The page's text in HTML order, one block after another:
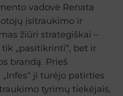
vadovė Renata
įsitraukimo ir
žiūri strategiškai –
„pasitikrinti“, bet ir
brandą. Prieš
ji turėjo patirties
tyrimų tiekėjais,